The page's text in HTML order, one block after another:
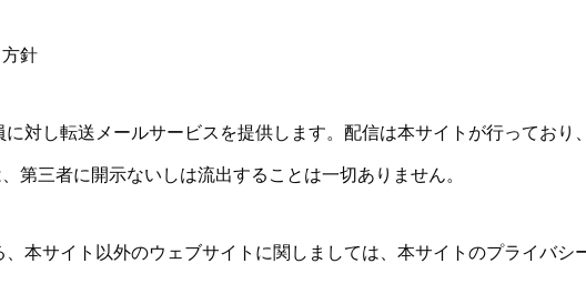
針
対し転送メールサービスを提供します。配信は本サイトが行っており、
第三者に開示ないしは流出することは一切ありません。
本サイト以外のウェブサイトに関しましては、本サイトのプライバシ